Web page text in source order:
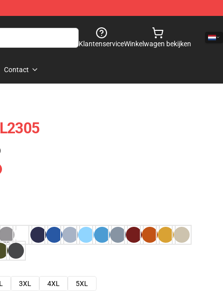
KlantenserviceWinkelwagen bekijken
Contact
3XL 4XL
5XL